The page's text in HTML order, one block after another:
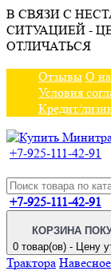
В СВЯЗИ С
СИТУАЦИЕЙ -
ОТЛИЧАТЬСЯ
Отзывы О
Условия
Кредит/
+7-925-111-42-91
+7-925-111-42-91
КОРЗИНА
0 товар(ов) - Цену
Трактора